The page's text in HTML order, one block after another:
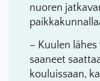
nuoren
– Kuulen
saaneet
kouluissaan,